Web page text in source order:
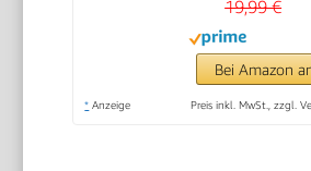
19,99 €
Bei Amazon
* Anzeige Preis inkl. MwSt., zzgl.